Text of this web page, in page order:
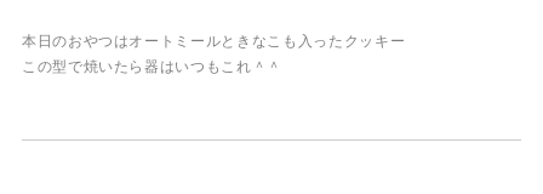
本日のおやつはオートミールときなこも入ったクッキー
この型で焼いたら器はいつもこれ＾＾